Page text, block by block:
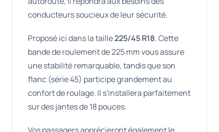
conducteurs soucieux de leur sécurité.
Proposé ici dans la taille225/45 R18. Cette
bande de roulement de 225 mm vous assure
une stabilité remarquable, tandis que son
flanc (série 45) participe grandement au
confort de roulage. Il s'installera parfaitement
sur des jantes de 18 pouces.